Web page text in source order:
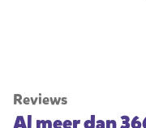
Reviews